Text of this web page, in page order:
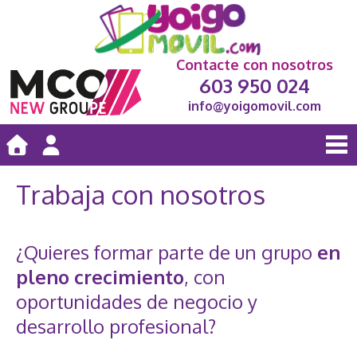
Contacte con nosotros
603 950 024
info@yoigomovil.com
Trabaja con nosotros
¿Quieres formar parte de un grupo en
pleno crecimiento, con
oportunidades de negocio y
desarrollo profesional?